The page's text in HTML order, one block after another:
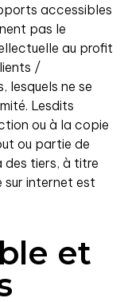
accessibles
pas le
au profit
/
lesquels ne se
Lesdits
ou à la copie
ou partie de
des tiers, à titre
sur internet est
et